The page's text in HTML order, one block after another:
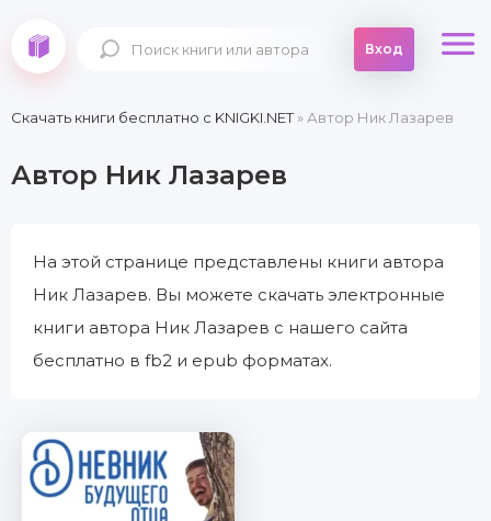
Вход
Скачать книги бесплатно c KNIGKI.NET» Автор Ник Лазарев
Автор Ник Лазарев
На этой странице представлены книги автора
Ник Лазарев. Вы можете скачать электронные
книги автора Ник Лазарев с нашего сайта
бесплатно в fb2 и epub форматах.